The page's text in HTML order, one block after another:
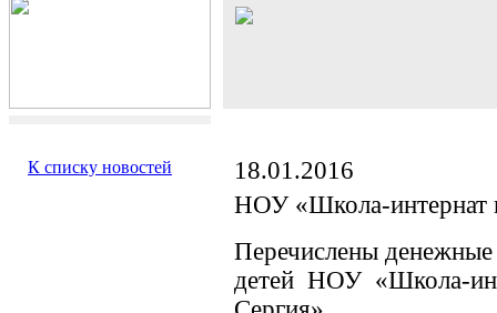
К списку новостей
18.01.2016
НОУ «Школа-интернат
Перечислены денежные
детей НОУ «Школа-